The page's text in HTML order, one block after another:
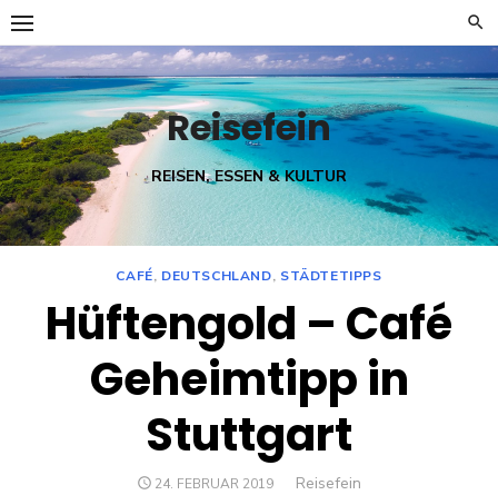
Skip
to
content
Reisefein
REISEN, ESSEN & KULTUR
CAFÉ, DEUTSCHLAND, STÄDTETIPPS
Hüftengold – Café
Geheimtipp in
Stuttgart
POSTED
24. FEBRUAR 2019 Author
Reisefein